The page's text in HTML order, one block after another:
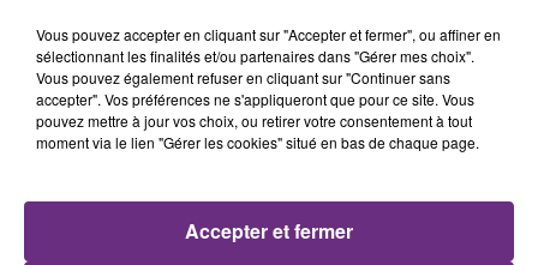
LE MAGASIN JOUÉCLUB DE REIMS FERME
SES PORTES
C'était l'une des institutions du centre-ville
rémois. Le magasin JouéClub est contraint de
TITRES DIFFUSÉS
Vous pouvez accepter en cliquant sur "Accepter et fermer", ou affiner en
sélectionnant les finalités et/ou partenaires dans "Gérer mes choix".
Vous pouvez également refuser en cliquant sur "Continuer sans
accepter". Vos préférences ne s'appliqueront que pour ce site. Vous
pouvez mettre à jour vos choix, ou retirer votre consentement à tout
moment via le lien "Gérer les cookies" situé en bas de chaque page.
Accepter et fermer